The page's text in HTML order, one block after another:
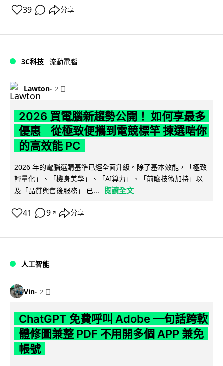
39 分享
3C科技 流動電腦
Lawton 2 日
2026 買電腦新趨勢公開！ 如何享最多
優惠 從極致便攜到電競標竿 揀選啱你
的高效能 PC
2026 年的電腦選購基準已經全面升級。除了基本效能，「極致
輕量化」、「機身美學」、「AI算力」、「前瞻技術加持」以
及「品質與售後服務」 已...
閱讀全文
41 9 ↗ 分享
人工智能
Vin 2 日
ChatGPT 免費呼叫 Adobe 一句話跨軟
體修圖兼整 PDF 不用開多個 APP 兼免
帳號